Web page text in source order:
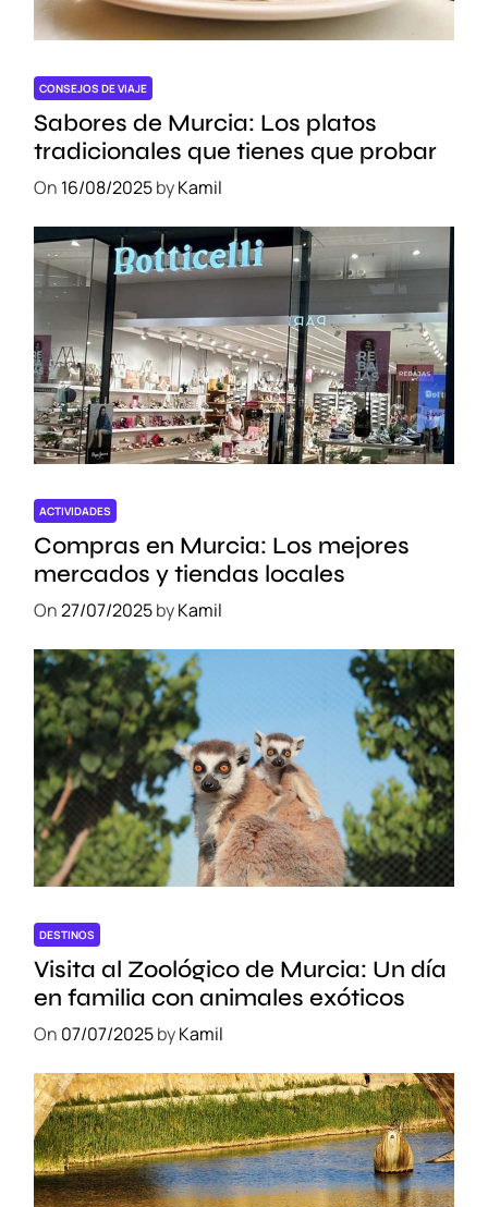
y
P
s
u
p
u
e
s
t
s
e
E
n
c
u
a
n
CONSEJOS DE VIAJE
Sabores de Murcia: Los platos
tradicionales que tienes que probar
On 16/08/2025byKamil
ACTIVIDADES
Compras en Murcia: Los mejores
mercados y tiendas locales
On27/07/2025byKamil
DESTINOS
Visita al Zoológico de Murcia: Un día
en familia con animales exóticos
On 07/07/2025byKamil